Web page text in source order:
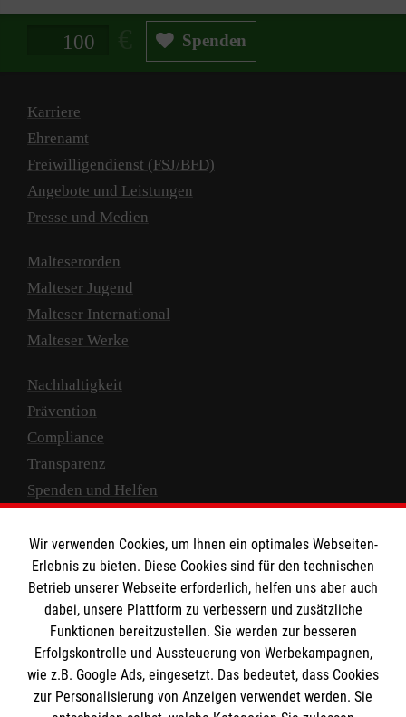
Spendenbetrag in Euro Spenden
Karriere
Ehrenamt
Freiwilligendienst (FSJ/BFD)
Angebote und Leistungen
Presse und Medien
Malteserorden
Malteser Jugend
Malteser International
Malteser Werke
Nachhaltigkeit
Prävention
Compliance
Transparenz
Spenden und Helfen
Empfänger: Malteser Hilfsdienst e.V.
IBAN: DE10 3706 0120 1201 2000 12
BIC: GENODED 1PA7
Wir verwenden Cookies, um Ihnen ein optimales Webseiten-
Erlebnis zu bieten. Diese Cookies sind für den technischen
Betrieb unserer Webseite erforderlich, helfen uns aber auch
dabei, unsere Plattform zu verbessern und zusätzliche
Funktionen bereitzustellen. Sie werden zur besseren
Erfolgskontrolle und Aussteuerung von Werbekampagnen,
wie z.B. Google Ads, eingesetzt. Das bedeutet, dass Cookies
zur Personalisierung von Anzeigen verwendet werden. Sie